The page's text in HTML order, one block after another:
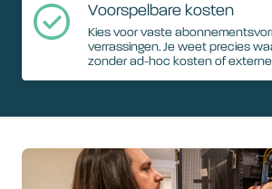
Voorspelbare kosten
Kies voor vaste
verrassingen. Je weet precies
zonder ad-hoc kosten of